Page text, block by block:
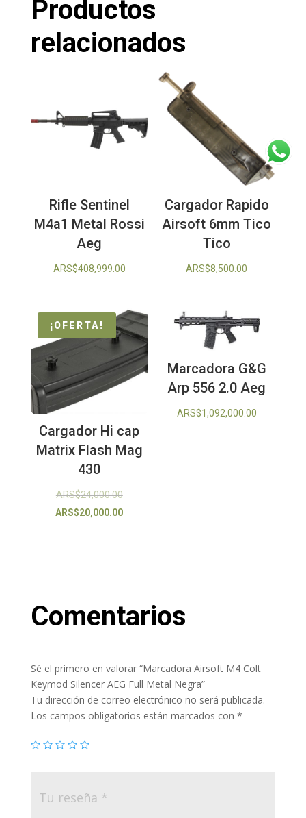
Productos
relacionados
Rifle Sentinel
M4a1 Metal Rossi
Aeg
ARS$408,999.00
Cargador Rapido
Airsoft 6mm Tico
Tico
ARS$8,500.00
¡OFERTA!
Cargador Hi cap
Matrix Flash Mag
430
ARS$24,000.00El
precio
ARS$20,000.00El
Marcadora G&G
Arp 556 2.0 Aeg
ARS$1,092,000.00
Comentarios
Sé el primero en valorar “Marcadora Airsoft M4 Colt
Keymod Silencer AEG Full Metal Negra”
Tu dirección de correo electrónico no será publicada.
Los campos obligatorios están marcados con *